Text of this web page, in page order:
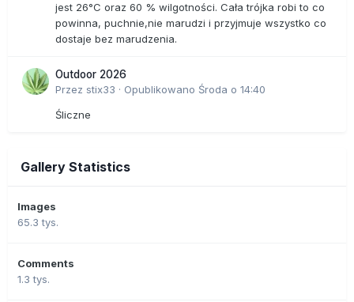
jest 26°C oraz 60 % wilgotności. Cała trójka robi to co
powinna, puchnie,nie marudzi i przyjmuje wszystko co
dostaje bez marudzenia.
Outdoor 2026
Przez stix33 · Opublikowano Środa o 14:40
Śliczne
Gallery Statistics
Images
65.3 tys.
Comments
1.3 tys.